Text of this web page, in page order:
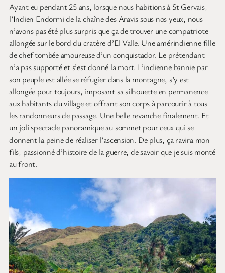
Ayant eu pendant 25 ans, lorsque nous habitions à St Gervais,
l’Indien Endormi de la chaîne des Aravis sous nos yeux, nous
n’avons pas été plus surpris que ça de trouver une compatriote
allongée sur le bord du cratère d’El Valle. Une amérindienne fille
de chef tombée amoureuse d’un conquistador. Le prétendant
n’a pas supporté et s’est donné la mort. L’indienne bannie par
son peuple est allée se réfugier dans la montagne, s’y est
allongée pour toujours, imposant sa silhouette en permanence
aux habitants du village et offrant son corps à parcourir à tous
les randonneurs de passage. Une belle revanche finalement. Et
un joli spectacle panoramique au sommet pour ceux qui se
donnent la peine de réaliser l’ascension. De plus, ça ravira mon
fils, passionné d’histoire de la guerre, de savoir que je suis monté
au front.